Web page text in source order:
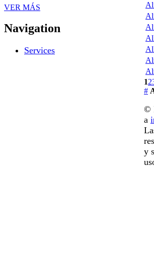
VER MÁS
Navigation
Services
12
#
©
a
y